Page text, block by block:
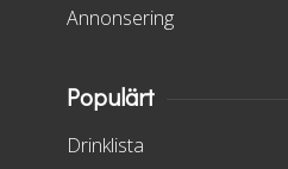
Annonsering
Populärt
Drinklista